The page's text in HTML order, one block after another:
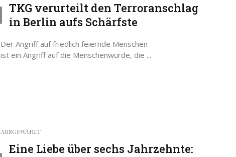
TKG verurteilt den Terroranschlag
in Berlin aufs Schärfste
Der Angriff auf friedlich feiernde Menschen
ist ein Angriff auf die Menschenwürde, die ...
AUSGEWÄHLT
Eine Liebe über sechs Jahrzehnte: